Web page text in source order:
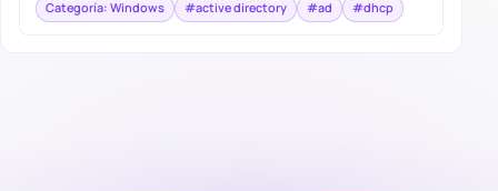
Categoría: Windows
#active directory #ad #dhcp